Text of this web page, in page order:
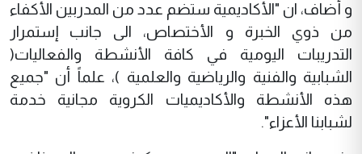
و أضاف، ان "الأكاديمية ستضم عدد من المدربين الأكفاء
من ذوي الخبرة و الأختصاص، الى جانب إستمرار
التدريبات اليومية في كافة الأنشطة والفعاليات(
الشبابية والفنية والرياضية والعلمية )، علماً أن "جميع
هذه الأنشطة والأكاديميات الكروية مجانية خدمة
لشبابنا الأعزاء".